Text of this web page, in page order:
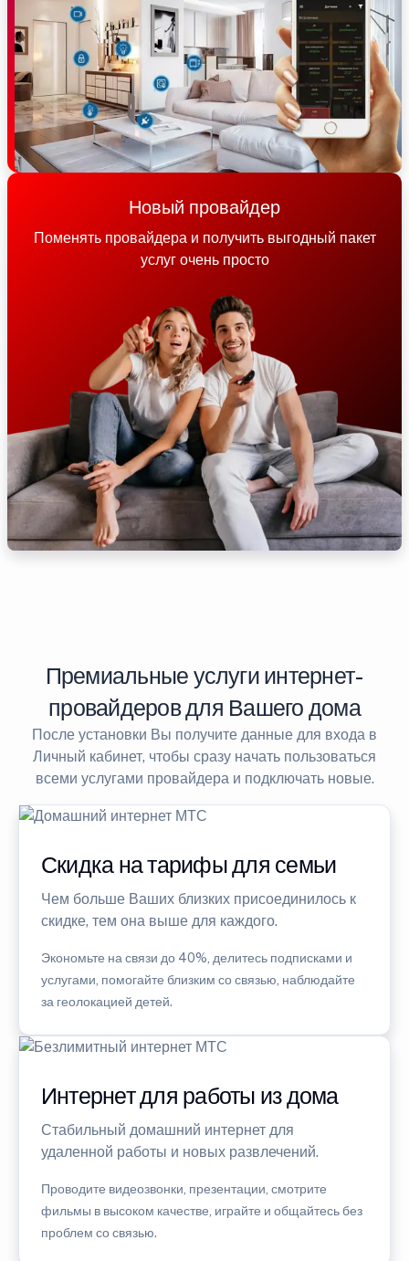
Новый провайдер
Поменять провайдера и получить выгодный пакет
услуг очень просто
Премиальные услуги интернет-
провайдеров для Вашего дома
После установки Вы получите данные для входа в
Личный кабинет, чтобы сразу начать пользоваться
всеми услугами провайдера и подключать новые.
Скидка на тарифы для семьи
Чем больше Ваших близких присоединилось к
скидке, тем она выше для каждого.
Экономьте на связи до 40%, делитесь подписками и
услугами, помогайте близким со связью, наблюдайте
за геолокацией детей.
Интернет для работы из дома
Стабильный домашний интернет для
удаленной работы и новых развлечений.
Проводите видеозвонки, презентации, смотрите
фильмы в высоком качестве, играйте и общайтесь без
проблем со связью.